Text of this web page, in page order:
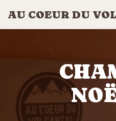
AU COEUR DU